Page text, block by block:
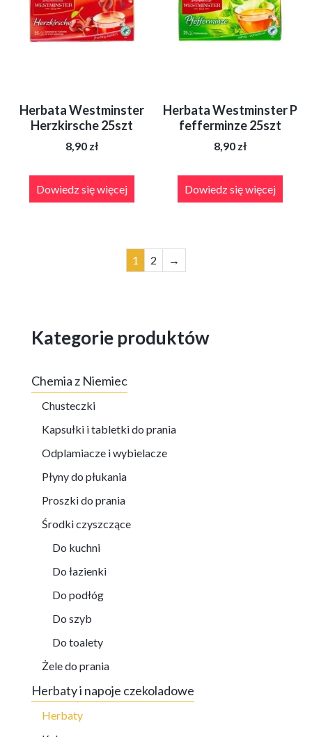
Kategorie produktów
Chemia z Niemiec
Chusteczki
Kapsułki i tabletki do prania
Odplamiacze i wybielacze
Płyny do płukania
Proszki do prania
Środki czyszczące
Do kuchni
Do łazienki
Do podłóg
Do szyb
Do toalety
Żele do prania
Herbaty i napoje czekoladowe
Herbaty
Herbata Westminster
Herzkirsche 25szt
8,90 zł
Dowiedz się więcej
Herbata Westminster P
fefferminze 25szt
8,90 zł
Dowiedz się więcej
1 2 →